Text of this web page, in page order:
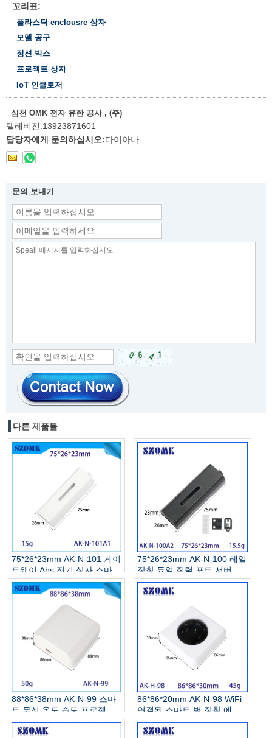
꼬리표:
플라스틱 enclousre 상자
모델 공구
정션 박스
프로젝트 상자
IoT 인클로저
심천 OMK 전자 유한 공사 , (주)
텔레비전:13923871601
담당자에게 문의하십시오:다이아나
문의 보내기
다른 제품들
75*26*23mm AK-N-101 게이
트웨이 Abs 전기 상자 스마트
디스플레이 화면 원격 제어
네트워크 인클로저
75*26*23mm AK-N-100 레일
장착 듀얼 직렬 포트 서버 인
클로저 485/232 직렬 포트 모
드 버스 게이트웨이 ABS 전
88*86*38mm AK-N-99 스마
트 무선 온도 습도 프로젝트
박스 네트워크 스위치 인클로
저를위한 전자 실외 전기 인
86*86*20mm AK-N-98 WiFi
연결된 스마트 벽 장착 에어
컨 가열 원격 제어 1 터치 버
튼 스위치 플라스틱 정션 상